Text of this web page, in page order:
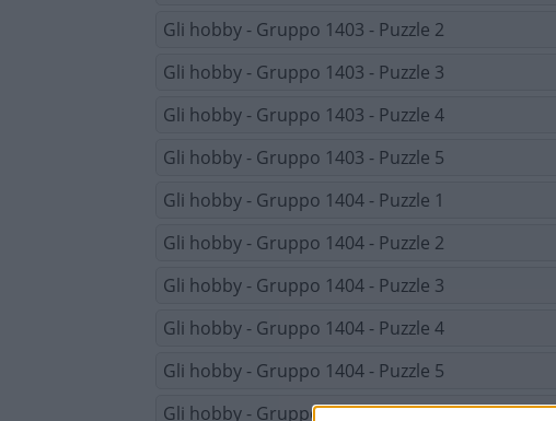
Gli hobby - Gruppo 1403 - Puzzle 2
Gli hobby - Gruppo 1403 - Puzzle 3
Gli hobby - Gruppo 1403 - Puzzle 4
Gli hobby - Gruppo 1403 - Puzzle 5
Gli hobby - Gruppo 1404 - Puzzle 1
Gli hobby - Gruppo 1404 - Puzzle 2
Gli hobby - Gruppo 1404 - Puzzle 3
Gli hobby - Gruppo 1404 - Puzzle 4
Gli hobby - Gruppo 1404 - Puzzle 5
Gli hobby - Gruppo 1405 - Puzzle 1